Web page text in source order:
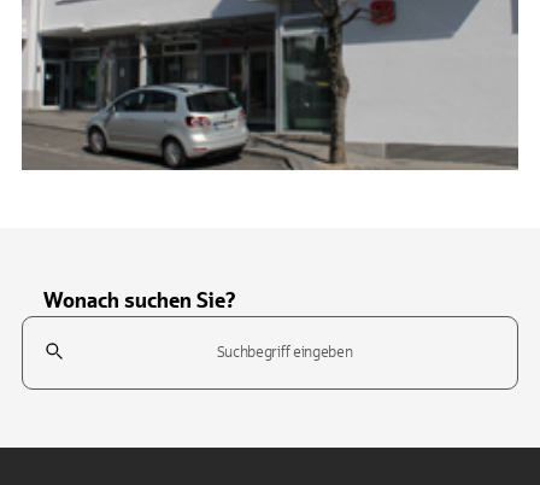
Wonach suchen Sie?
Suchfeld